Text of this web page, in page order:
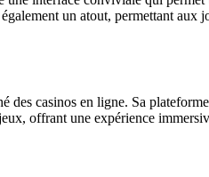
un atout, permettant aux
casinos en ligne. Sa
offrant une expérience